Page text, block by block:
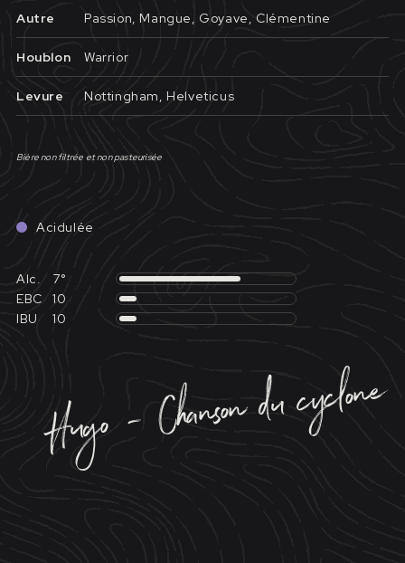
Autre Passion, Mangue, Goyave, Clémentine
Houblon Warrior
Levure Nottingham, Helveticus
Bière non filtrée et non pasteurisée
Acidulée
Alc.
7°
EBC
10
IBU
10
Hugo - Chanson du cyclone